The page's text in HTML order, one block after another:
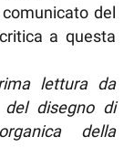
del
a questa
lettura da
disegno di
della